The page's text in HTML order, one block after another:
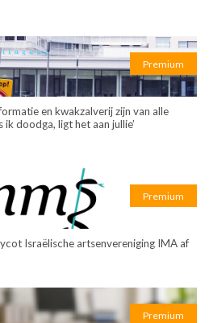
Premium
en kwakzalverij zijn van alle
ik doodga, ligt het aan jullie’
Premium
Israëlische artsenvereniging IMA af
Premium